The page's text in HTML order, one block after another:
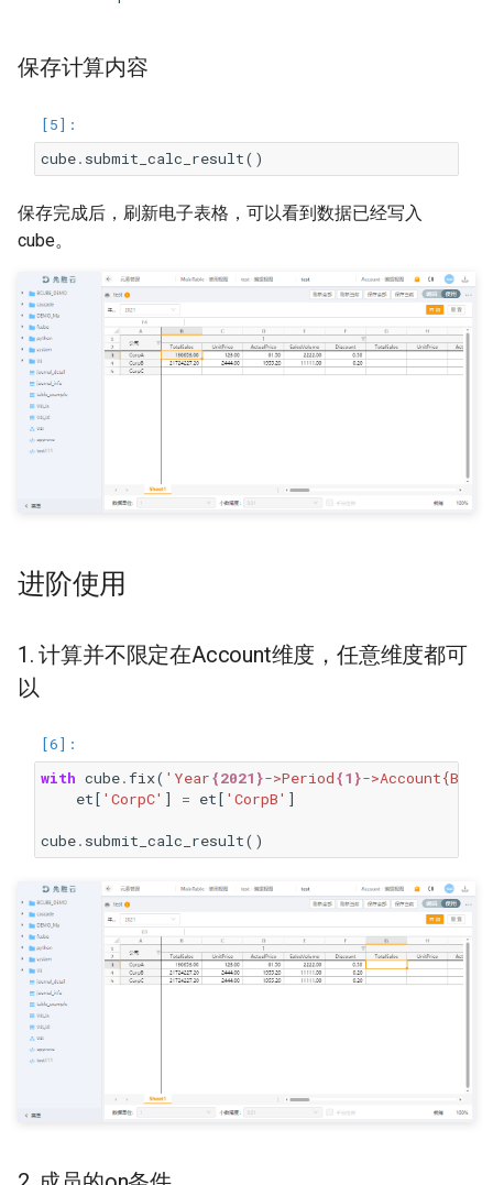
保存计算内容
cube. submit_calc_result()
保存完成后，刷新电子表格，可以看到数据已经写入
cube。
进阶使用
1. 计算并不限定在Account维度，任意维度都可
以
with cube.fix( 'Year{2021}->Period{1}-
et [ 'CorpC' ] = et [ 'CorpB' ]
cube. submit_calc_result()